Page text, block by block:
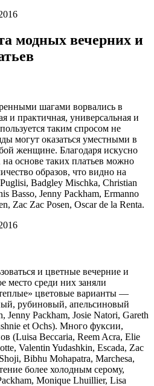
модных вечерних и
шагами ворвались в
и практичная, универсальная и
таким спросом не
могут оказаться уместными в
женщине. Благодаря искусно
основе таких платьев можно
образов, что видно на
Badgley Mischka, Christian
Basso, Jenny Packham, Ermanno
Zac Zac Posen, Oscar de la Renta.
и цветные вечерние и
место среди них заняли
цветовые варианты —
рубиновый, апельсиновый
Jenny Packham, Josie Natori, Gareth
et Ochs). Много фуксии,
(Luisa Beccaria, Reem Acra, Elie
Valentin Yudashkin, Escada, Zac
Bibhu Mohapatra, Marchesa,
более холодным серому,
Monique Lhuillier, Lisa